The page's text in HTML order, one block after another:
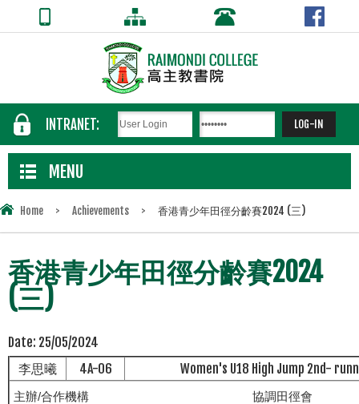
INTRANET:
MENU
Home > Achievements > 香港青少年田徑分齡賽2024 (三)
香港青少年田徑分齡賽2024
(三)
Date: 25/05/2024
李思曦
4A-06 Women's U18 High Jump 2nd-
主辦/合作機構 協調田徑會